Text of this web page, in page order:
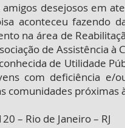
desejosos em
aconteceu fazendo
na área de
de Assistência à
de Utilidade
com deficiência e/
comunidades próximas
– Rio de Janeiro – RJ